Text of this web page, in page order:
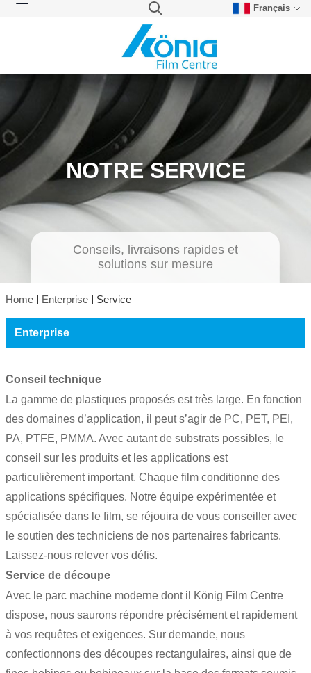
Search
Français
NOTRE SERVICE
Conseils, livraisons rapides et
solutions sur mesure
Home Enterprise Service
Enterprise
Conseil technique
La gamme de plastiques proposés est très large. En fonction
des domaines d’application, il peut s’agir de PC, PET, PEI,
PA, PTFE, PMMA. Avec autant de substrats possibles, le
conseil sur les produits et les applications est
particulièrement important. Chaque film conditionne des
applications spécifiques. Notre équipe expérimentée et
spécialisée dans le film, se réjouira de vous conseiller avec
le soutien des techniciens de nos partenaires fabricants.
Laissez-nous relever vos défis.
Service de découpe
Avec le parc machine moderne dont il König Film Centre
dispose, nous saurons répondre précisément et rapidement
à vos requêtes et exigences. Sur demande, nous
confectionnons des découpes rectangulaires, ainsi que de